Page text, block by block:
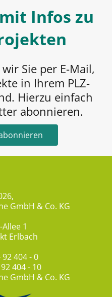
Infos zu
Sie per E-Mail,
in Ihrem PLZ-
Hierzu einfach
abonnieren.
GmbH & Co. KG
1
Erlbach
404 - 0
404 - 10
GmbH & Co. KG